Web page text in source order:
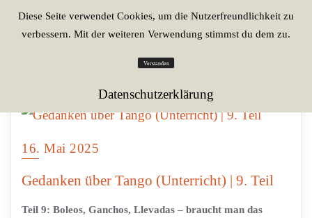
16. Mai 2025
Gedanken über Tango (Unterricht) | 9. Teil
Teil 9: Boleos, Ganchos, Llevadas – braucht man das
Diese Seite verwendet Cookies, um die Nutzerfreundlichkeit zu
verbessern. Mit der weiteren Verwendung stimmst du dem zu.
Verstanden
Datenschutzerklärung